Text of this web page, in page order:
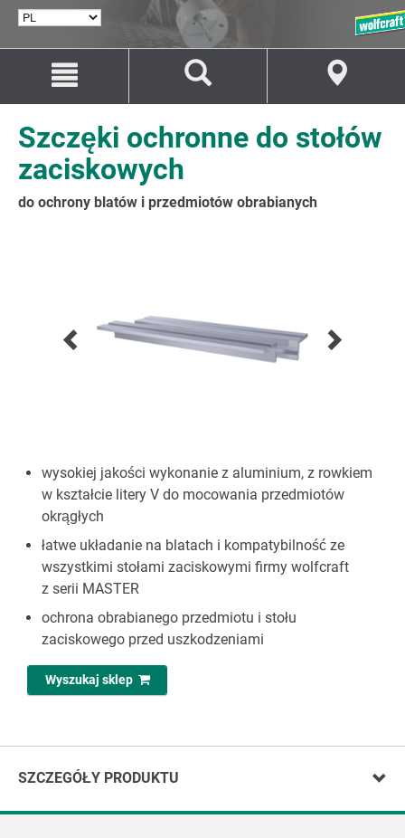
treści
Przejście
nawigacji
Szczęki ochronne do stołów
zaciskowych
do ochrony blatów i przedmiotów obrabianych
wysokiej jakości wykonanie z aluminium, z rowkiem
w kształcie litery V do mocowania przedmiotów
okrągłych
łatwe układanie na blatach i kompatybilność ze
wszystkimi stołami zaciskowymi firmy wolfcraft
z serii MASTER
ochrona obrabianego przedmiotu i stołu
zaciskowego przed uszkodzeniami
Wyszukaj sklep
SZCZEGÓŁY PRODUKTU